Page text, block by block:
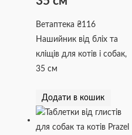
Ветаптека₴116
Нашийник від бліх та
кліщів для котів і собак,
35 см
Додати в кошик